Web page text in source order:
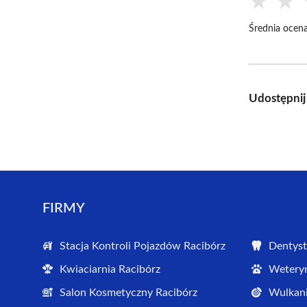
Średnia
Udostępnij
FIRMY
Stacja Kontroli Pojazdów Racibórz
Kwiaciarnia Racibórz
Salon Kosmetyczny Racibórz